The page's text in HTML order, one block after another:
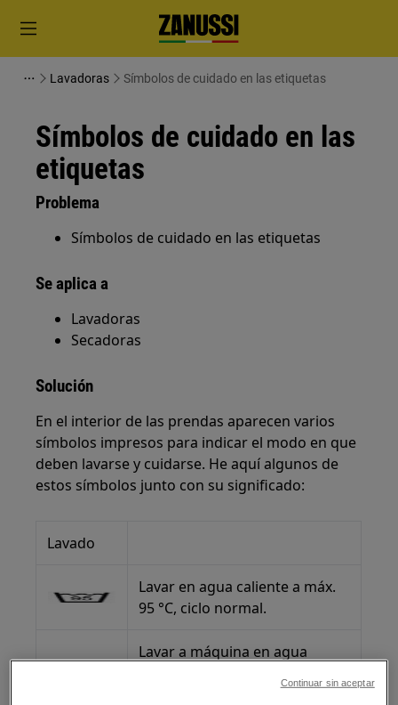
Lavadoras Símbolos de cuidado en las etiquetas
Símbolos de cuidado en las
etiquetas
Problema
Símbolos de cuidado en las etiquetas
Se aplica a
Lavadoras
Secadoras
Solución
En el interior de las prendas aparecen varios
símbolos impresos para indicar el modo en que
deben lavarse y cuidarse. He aquí algunos de
estos símbolos junto con su significado:
Lavado
Lavar en agua caliente a máx.
95 °C, ciclo normal.
Lavar a máquina en agua
reducida (alrededor de la
Continuar sin aceptar